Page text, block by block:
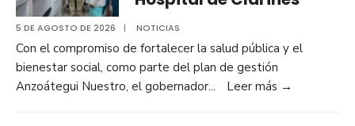
5 DE AGOSTO DE 2026 | NOTICIAS
Con el compromiso de fortalecer la salud pública y el
bienestar social, como parte del plan de gestión
Anzoátegui Nuestro, el gobernador... Leer más →